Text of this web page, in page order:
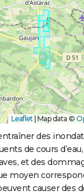
Leaflet | Map data ©
des
de cours
et des
moyen
causer des